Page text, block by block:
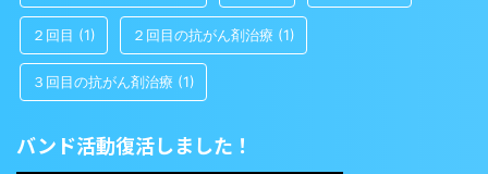
２回目 (1) ２回目の抗がん剤治療 (1)
３回目の抗がん剤治療 (1)
バンド活動復活しました！